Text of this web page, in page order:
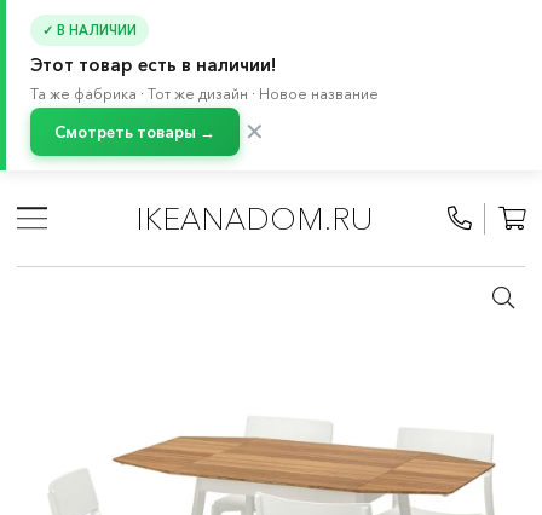
✓ В НАЛИЧИИ
Этот товар есть в наличии!
Та же фабрика · Тот же дизайн · Новое название
Смотреть товары → ✕
IKEANADOM.RU
Обеденные группы
/ Стол и 4 стула